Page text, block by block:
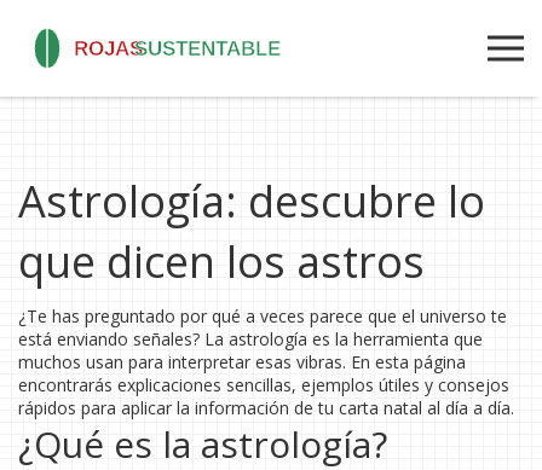
Astrología: descubre lo
que dicen los astros
¿Te has preguntado por qué a veces parece que el universo te
está enviando señales? La astrología es la herramienta que
muchos usan para interpretar esas vibras. En esta página
encontrarás explicaciones sencillas, ejemplos útiles y consejos
rápidos para aplicar la información de tu carta natal al día a día.
¿Qué es la astrología?